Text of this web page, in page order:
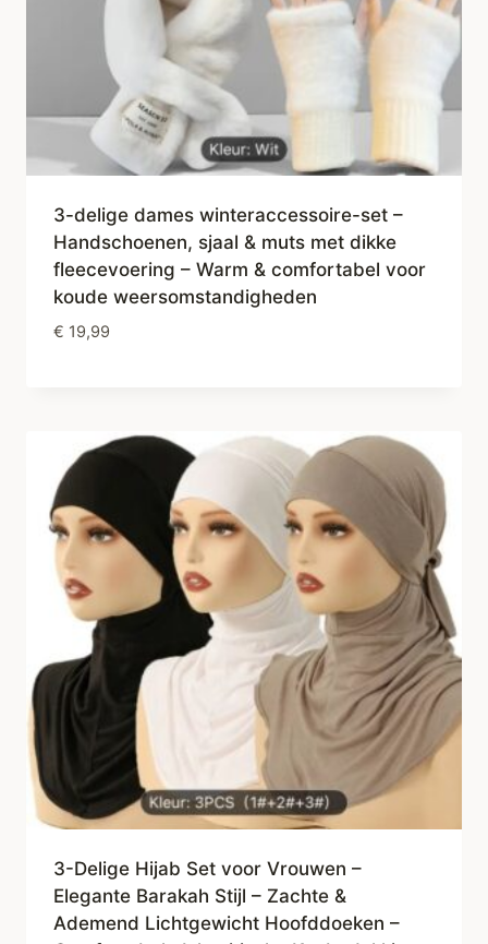
3-delige dames winteraccessoire-set –
Handschoenen, sjaal & muts met dikke
fleecevoering – Warm & comfortabel voor
koude weersomstandigheden
€ 19,99
3-Delige Hijab Set voor Vrouwen –
Elegante Barakah Stijl – Zachte &
Ademend Lichtgewicht Hoofddoeken –